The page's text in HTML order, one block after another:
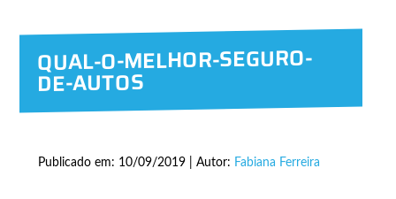
QUAL-O-MELHOR-SEGURO-
DE-AUTOS
Publicado em: 10/09/2019 | Autor: Fabiana Ferreira